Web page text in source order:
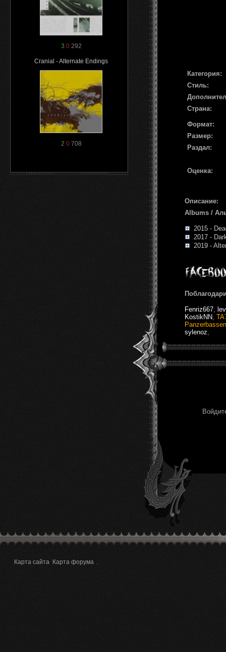
3 0292
Cranial - Alternate Endings
2 0708
Категория:
Стиль:
Страна:
Формат:
Размер:
Раздал:
Оценка:
Описание:
Albums /
2015 -
2017 -
2019 -
Fenriz667
KostikNN
Panzerbassen
sylenoz
Карта сайта Карта форума